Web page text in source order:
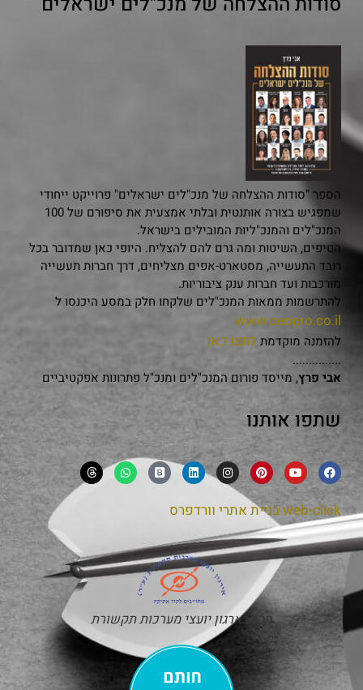
הספר "סודות ההצלחה של מנכ"לים ישראלים" פרוייקט ייחודי
שמפגיש בצורה אותנטית ובלתי אמצעית את סיפורם של 100
המנכ"לים והמנכ"ליות המובילים בישראל.
הטיפים, השיטות ומה גרם להם להצליח. היופי כאן שמדובר בכל
רובד התעשייה, מסטארט-אפים מצליחים, דרך חברות תעשייה
מורכבות ועד חברות ענק ציבוריות.
להתרשמות ממאות המנכ"לים שלקחו חלק במסע היכנסו ל
www.ceopro.co.il
להזמנה מוקדמת לחצו כאן
...............
אבי פרץ, מייסד פורום המנכ"לים ומנכ"ל פתרונות אפקטיביים
שתפו אותנו
web-clickבניית אתרי וורדפרס
חבר בארגון יועצי מערכות תקשורת